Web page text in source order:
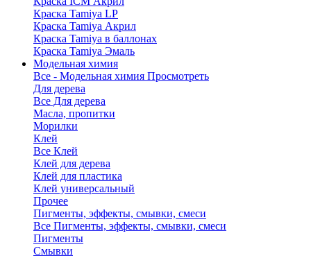
Краска Tamiya LP
Краска Tamiya Акрил
Краска Tamiya в баллонах
Краска Tamiya Эмаль
Модельная химия
Все - Модельная химия Просмотреть
Для дерева
Все Для дерева
Масла, пропитки
Морилки
Клей
Все Клей
Клей для дерева
Клей для пластика
Клей универсальный
Прочее
Пигменты, эффекты, смывки, смеси
Все Пигменты, эффекты, смывки, смеси
Пигменты
Смывки